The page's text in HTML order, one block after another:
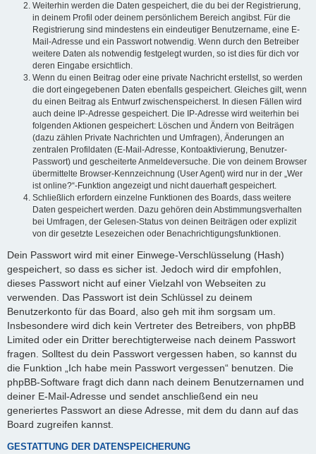
Weiterhin werden die Daten gespeichert, die du bei der Registrierung,
in deinem Profil oder deinem persönlichem Bereich angibst. Für die
Registrierung sind mindestens ein eindeutiger Benutzername, eine E-
Mail-Adresse und ein Passwort notwendig. Wenn durch den Betreiber
weitere Daten als notwendig festgelegt wurden, so ist dies für dich vor
deren Eingabe ersichtlich.
Wenn du einen Beitrag oder eine private Nachricht erstellst, so werden
die dort eingegebenen Daten ebenfalls gespeichert. Gleiches gilt, wenn
du einen Beitrag als Entwurf zwischenspeicherst. In diesen Fällen wird
auch deine IP-Adresse gespeichert. Die IP-Adresse wird weiterhin bei
folgenden Aktionen gespeichert: Löschen und Ändern von Beiträgen
(dazu zählen Private Nachrichten und Umfragen), Änderungen an
zentralen Profildaten (E-Mail-Adresse, Kontoaktivierung, Benutzer-
Passwort) und gescheiterte Anmeldeversuche. Die von deinem Browser
übermittelte Browser-Kennzeichnung (User Agent) wird nur in der „Wer
ist online?“-Funktion angezeigt und nicht dauerhaft gespeichert.
Schließlich erfordern einzelne Funktionen des Boards, dass weitere
Daten gespeichert werden. Dazu gehören dein Abstimmungsverhalten
bei Umfragen, der Gelesen-Status von deinen Beiträgen oder explizit
von dir gesetzte Lesezeichen oder Benachrichtigungsfunktionen.
Dein Passwort wird mit einer Einwege-Verschlüsselung (Hash)
gespeichert, so dass es sicher ist. Jedoch wird dir empfohlen,
dieses Passwort nicht auf einer Vielzahl von Webseiten zu
verwenden. Das Passwort ist dein Schlüssel zu deinem
Benutzerkonto für das Board, also geh mit ihm sorgsam um.
Insbesondere wird dich kein Vertreter des Betreibers, von phpBB
Limited oder ein Dritter berechtigterweise nach deinem Passwort
fragen. Solltest du dein Passwort vergessen haben, so kannst du
die Funktion „Ich habe mein Passwort vergessen“ benutzen. Die
phpBB-Software fragt dich dann nach deinem Benutzernamen und
deiner E-Mail-Adresse und sendet anschließend ein neu
generiertes Passwort an diese Adresse, mit dem du dann auf das
Board zugreifen kannst.
GESTATTUNG DER DATENSPEICHERUNG